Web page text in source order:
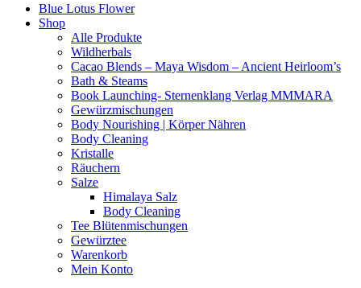
Blue Lotus Flower
Shop
Alle Produkte
Wildherbals
Cacao Blends – Maya Wisdom – Ancient Heirloom’s
Bath & Steams
Book Launching- Sternenklang Verlag MMMARA
Gewürzmischungen
Body Nourishing | Körper Nähren
Body Cleaning
Kristalle
Räuchern
Salze
Himalaya Salz
Body Cleaning
Tee Blütenmischungen
Gewürztee
Warenkorb
Mein Konto